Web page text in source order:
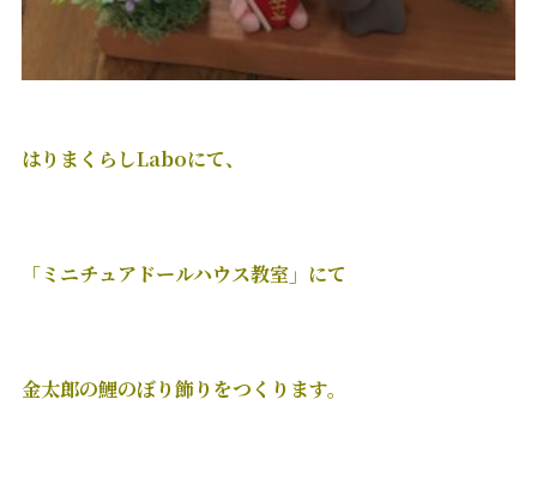
はりまくらしLaboにて、
「ミニチュアドールハウス教室」にて
金太郎の鯉のぼり飾りをつくります。